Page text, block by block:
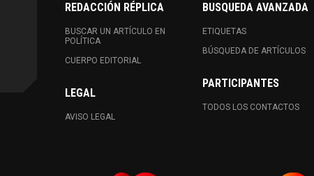
REDACCIÓN RÉPLICA
BUSCAR UN ARTÍCULO EN
POLÍTICA
CUERPO EDITORIAL
LEGAL
AVISO LEGAL
BUSQUEDA AVANZADA
ETIQUETAS
BÚSQUEDA DE ARTÍCULOS
PARTICIPANTES
TODOS LOS CONTACTOS